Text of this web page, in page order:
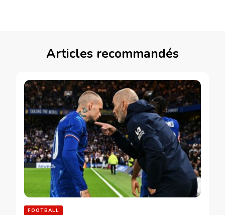
Articles recommandés
FOOTBALL